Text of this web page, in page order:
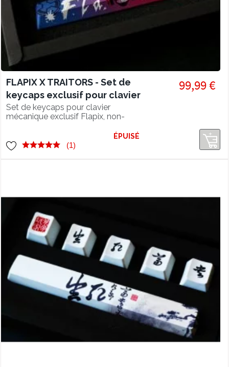
FLAPIX X TRAITORS - Set de
keycaps exclusif pour clavier
mécanique
Set de keycaps pour clavier
mécanique exclusif Flapix, non-
uniquement sur concours sur les
réseaux, en collaboration avec la
marque TRAITORS et notre
99,99 €
(1)
ÉPUISÉ